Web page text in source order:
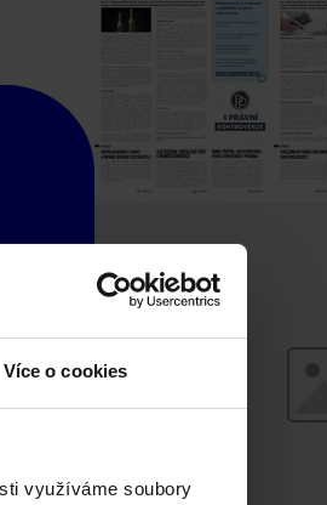
Více o cookies
využíváme soubory